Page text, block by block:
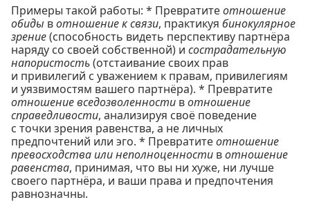
Примеры такой работы: * Превратитеотношение
обиды вотношение к связи, практикуя бинокулярное
зрение(способность видеть перспективу партнёра
наряду со своей собственной) и сострадательную
напористость(отстаивание своих прав
и привилегий с уважением к правам, привилегиям
и уязвимостям вашего партнёра). * Превратите
отношение вседозволенности вотношение
справедливости, анализируя своё поведение
с точки зрения равенства, а не личных
предпочтений или эго. * Превратитеотношение
превосходства или неполноценности вотношение
равенства, принимая, что вы ни хуже, ни лучше
своего партнёра, и ваши права и предпочтения
равнозначны.